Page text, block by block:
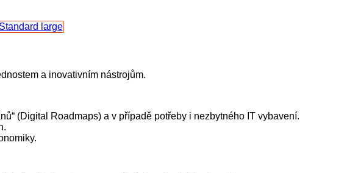
a inovativním nástrojům.
(Digital Roadmaps) a v případě potřeby i nezbytného IT vybavení.